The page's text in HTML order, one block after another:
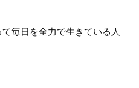
毎日を全力で生きている人